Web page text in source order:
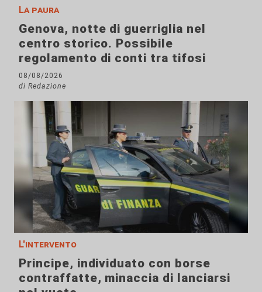
La paura
Genova, notte di guerriglia nel
centro storico. Possibile
regolamento di conti tra tifosi
08/08/2026
di Redazione
L'intervento
Principe, individuato con borse
contraffatte, minaccia di lanciarsi